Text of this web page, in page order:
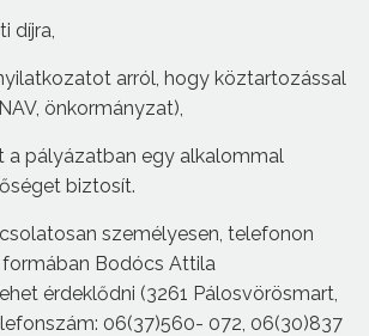
díjra,
arról, hogy köztartozással
önkormányzat),
a pályázatban egy alkalommal
biztosít.
személyesen, telefonon
Bodócs Attila
érdeklődni (3261 Pálosvörösmart,
06(37)560- 072, 06(30)837